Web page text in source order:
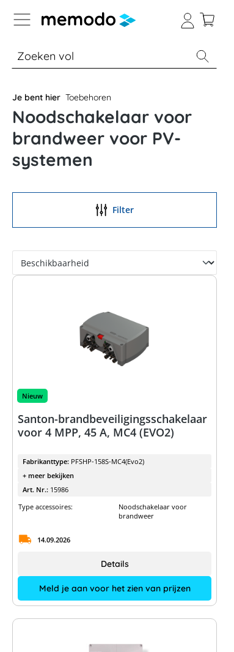
naar navigatie B2B-platform
% Sale Batterijopslag thuis
Je bent hier Toebehoren
Noodschakelaar voor
brandweer voor PV-
systemen
Filter
Nieuw
Santon-brandbeveiligingsschakelaar
voor 4 MPP, 45 A, MC4 (EVO2)
Fabrikanttype: PFSHP-158S-MC4(Evo2)
+ meer bekijken
Art. Nr.: 15986
Type accessoires:
Noodschakelaar voor
brandweer
14.09.2026
Meld je aan voor het zien van prijzen
Details